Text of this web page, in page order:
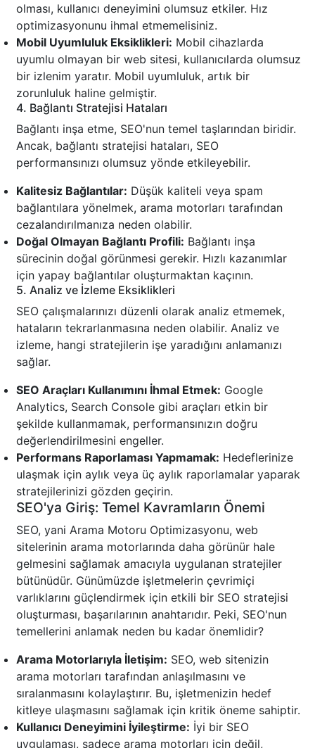
olması, kullanıcı deneyimini olumsuz etkiler. Hız
optimizasyonunu ihmal etmemelisiniz.
Mobil Uyumluluk Eksiklikleri: Mobil cihazlarda
uyumlu olmayan bir web sitesi, kullanıcılarda olumsuz
bir izlenim yaratır. Mobil uyumluluk, artık bir
zorunluluk haline gelmiştir.
4. Bağlantı Stratejisi Hataları
Bağlantı inşa etme, SEO'nun temel taşlarından biridir.
Ancak, bağlantı stratejisi hataları, SEO
performansınızı olumsuz yönde etkileyebilir.
Kalitesiz Bağlantılar: Düşük kaliteli veya spam
bağlantılara yönelmek, arama motorları tarafından
cezalandırılmanıza neden olabilir.
Doğal Olmayan Bağlantı Profili: Bağlantı inşa
sürecinin doğal görünmesi gerekir. Hızlı kazanımlar
için yapay bağlantılar oluşturmaktan kaçının.
5. Analiz ve İzleme Eksiklikleri
SEO çalışmalarınızı düzenli olarak analiz etmemek,
hataların tekrarlanmasına neden olabilir. Analiz ve
izleme, hangi stratejilerin işe yaradığını anlamanızı
sağlar.
SEO Araçları Kullanımını İhmal Etmek: Google
Analytics, Search Console gibi araçları etkin bir
şekilde kullanmamak, performansınızın doğru
değerlendirilmesini engeller.
Performans Raporlaması Yapmamak: Hedeflerinize
ulaşmak için aylık veya üç aylık raporlamalar yaparak
stratejilerinizi gözden geçirin.
SEO'ya Giriş: Temel Kavramların Önemi
SEO, yani Arama Motoru Optimizasyonu, web
sitelerinin arama motorlarında daha görünür hale
gelmesini sağlamak amacıyla uygulanan stratejiler
bütünüdür. Günümüzde işletmelerin çevrimiçi
varlıklarını güçlendirmek için etkili bir SEO stratejisi
oluşturması, başarılarının anahtarıdır. Peki, SEO'nun
temellerini anlamak neden bu kadar önemlidir?
Arama Motorlarıyla İletişim: SEO, web sitenizin
arama motorları tarafından anlaşılmasını ve
sıralanmasını kolaylaştırır. Bu, işletmenizin hedef
kitleye ulaşmasını sağlamak için kritik öneme sahiptir.
Kullanıcı Deneyimini İyileştirme: İyi bir SEO
uygulaması, sadece arama motorları için değil,